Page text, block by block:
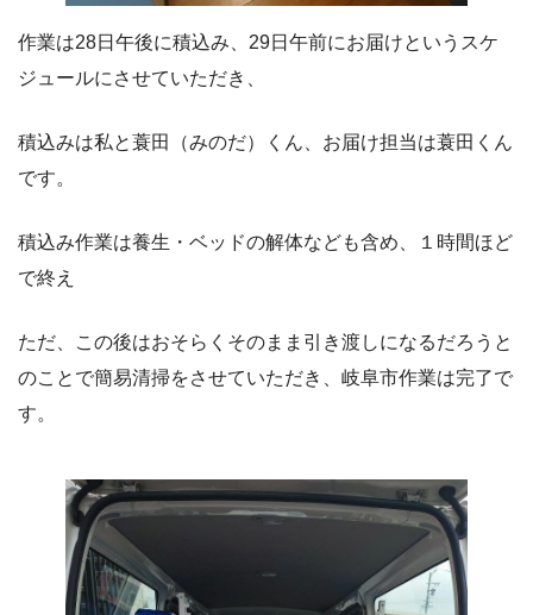
作業は28日午後に積込み、29日午前にお届けというスケ
ジュールにさせていただき、
積込みは私と蓑田（みのだ）くん、お届け担当は蓑田くん
です。
積込み作業は養生・ベッドの解体なども含め、１時間ほど
で終え
ただ、この後はおそらくそのまま引き渡しになるだろうと
のことで簡易清掃をさせていただき、岐阜市作業は完了で
す。